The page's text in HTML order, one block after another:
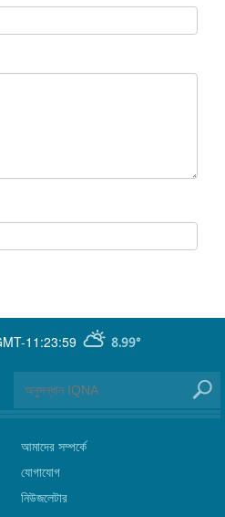
11:23:59 8.99°
আমাদের সম্পর্কে
যোগাযোগ
নিউজলেটার